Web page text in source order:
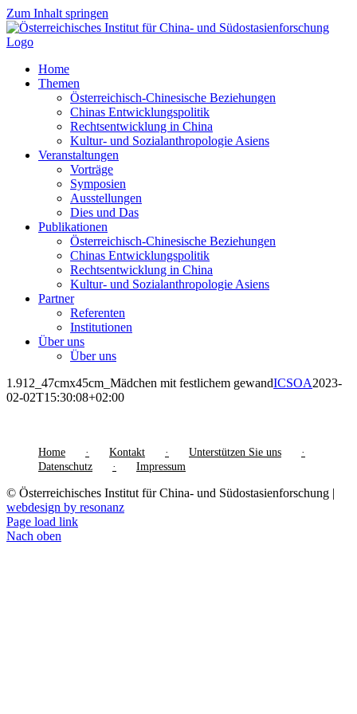
Zum Inhalt springen
Home
Themen
Österreichisch-Chinesische Beziehungen
Chinas Entwicklungspolitik
Rechtsentwicklung in China
Kultur- und Sozialanthropologie Asiens
Veranstaltungen
Vorträge
Symposien
Ausstellungen
Dies und Das
Publikationen
Österreichisch-Chinesische Beziehungen
Chinas Entwicklungspolitik
Rechtsentwicklung in China
Kultur- und Sozialanthropologie Asiens
Partner
Referenten
Institutionen
Über uns
Über uns
1.912_47cmx45cm_Mädchen mit festlichem gewandICSOA2023-
02-02T15:30:08+02:00
Home Kontakt
Unterstützen Sie uns
Datenschutz
Impressum
© Österreichisches Institut für China- und Südostasienforschung |
webdesign by resonanz
Page load link
Nach oben